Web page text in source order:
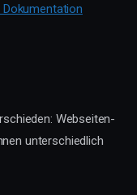
Webseiten-
unterschiedlich